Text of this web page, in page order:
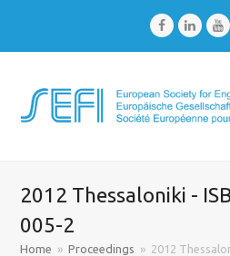
Facebook
2012 Thessaloniki -
005-2
Home » Proceedings » 2012